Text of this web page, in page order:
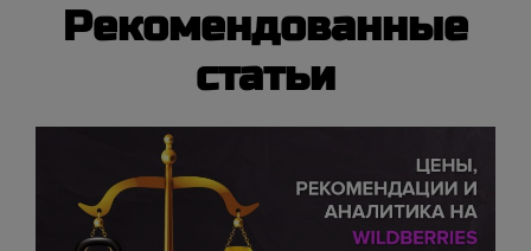
Рекомендованные
статьи